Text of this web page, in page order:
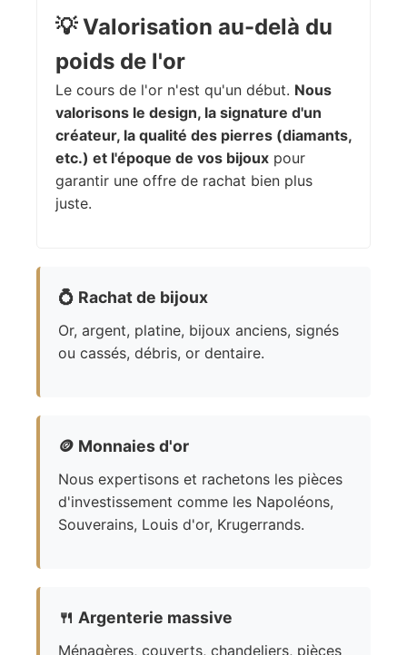
💡Valorisation au-delà du
poids de l'or
Le cours de l'or n'est qu'un début. Nous
valorisons le design, la signature d'un
créateur, la qualité des pierres (diamants,
etc.) et l'époque de vos bijoux pour
garantir une offre de rachat bien plus
juste.
💍 Rachat de bijoux
Or, argent, platine, bijoux anciens, signés
ou cassés, débris, or dentaire.
🪙 Monnaies d'or
Nous expertisons et rachetons les pièces
d'investissement comme les Napoléons,
Souverains, Louis d'or, Krugerrands.
🍴 Argenterie massive
Ménagères, couverts, chandeliers, pièces